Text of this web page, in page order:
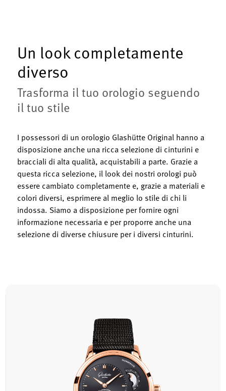
Un look completamente
diverso
Trasforma il tuo orologio seguendo
il tuo stile
I possessori di un orologio Glashütte Original hanno a
disposizione anche una ricca selezione di cinturini e
bracciali di alta qualità, acquistabili a parte. Grazie a
questa ricca selezione, il look dei nostri orologi può
essere cambiato completamente e, grazie a materiali e
colori diversi, esprimere al meglio lo stile di chi li
indossa. Siamo a disposizione per fornire ogni
informazione necessaria e per proporre anche una
selezione di diverse chiusure per i diversi cinturini.